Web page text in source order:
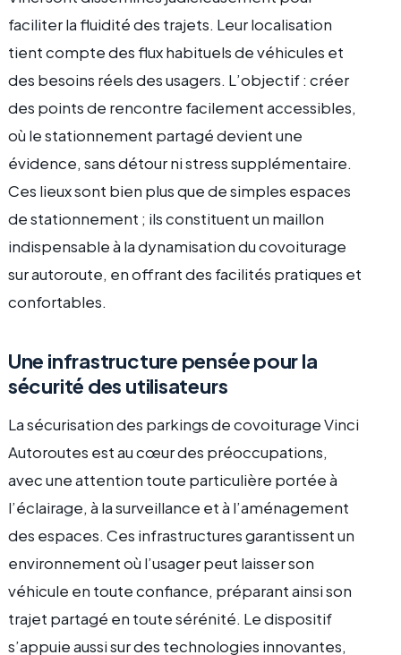
faciliter la fluidité des trajets. Leur localisation
tient compte des flux habituels de véhicules et
des besoins réels des usagers. L’objectif : créer
des points de rencontre facilement accessibles,
où le stationnement partagé devient une
évidence, sans détour ni stress supplémentaire.
Ces lieux sont bien plus que de simples espaces
de stationnement ; ils constituent un maillon
indispensable à la dynamisation du covoiturage
sur autoroute, en offrant des facilités pratiques et
confortables.
Une infrastructure pensée pour la
sécurité des utilisateurs
La sécurisation des parkings de covoiturage Vinci
Autoroutes est au cœur des préoccupations,
avec une attention toute particulière portée à
l’éclairage, à la surveillance et à l’aménagement
des espaces. Ces infrastructures garantissent un
environnement où l’usager peut laisser son
véhicule en toute confiance, préparant ainsi son
trajet partagé en toute sérénité. Le dispositif
s’appuie aussi sur des technologies innovantes,